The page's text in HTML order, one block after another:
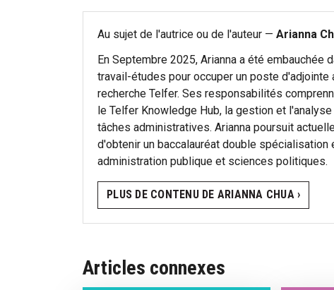
Au sujet de l'autrice ou de l'auteur — Arianna
En Septembre 2025, Arianna a été embauchée
travail-études pour occuper un poste d'adjointe
recherche Telfer. Ses responsabilités
le Telfer Knowledge Hub, la gestion et
tâches administratives. Arianna poursuit
d'obtenir un baccalauréat double
administration publique et sciences politiques.
PLUS DE CONTENU DE ARIANNA CHUA ›
Articles connexes